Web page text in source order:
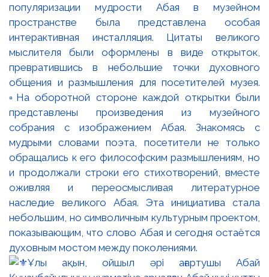
популяризации мудрости Абая в музейном
пространстве была представлена особая
интерактивная инсталляция. Цитаты великого
мыслителя были оформлены в виде открыток,
превратившись в небольшие точки духовного
общения и размышления для посетителей музея.
▫️На оборотной стороне каждой открытки были
представлены произведения из музейного
собрания с изображением Абая. Знакомясь с
мудрыми словами поэта, посетители не только
обращались к его философским размышлениям, но
и продолжали строки его стихотворений, вместе
оживляя и переосмысливая литературное
наследие великого Абая. Эта инициатива стала
небольшим, но символичным культурным проектом,
показывающим, что слово Абая и сегодня остаётся
духовным мостом между поколениями.